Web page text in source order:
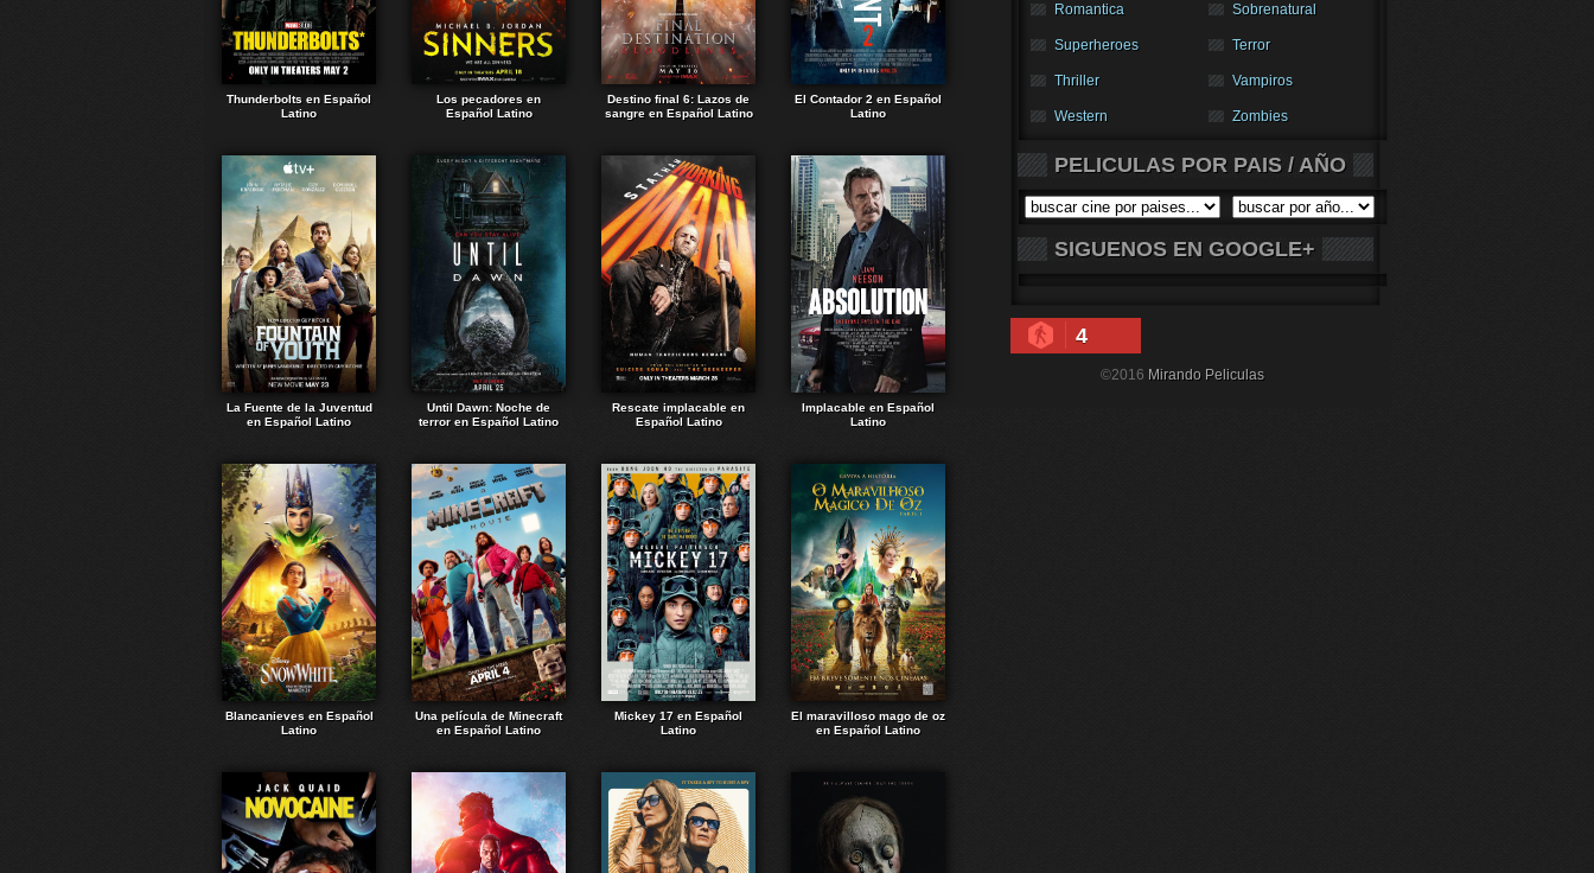
Thunderbolts en Español
Latino
Los pecadores en
Español Latino
Destino final 6: Lazos de
sangre en Español Latino
El Contador 2 en Español
Latino
La Fuente de la Juventud
en Español Latino
Until Dawn: Noche de
terror en Español Latino
Rescate implacable en
Español Latino
Implacable en Español
Latino
Blancanieves en Español
Latino
Una película de Minecraft
en Español Latino
Mickey 17 en Español
Latino
El maravilloso mago de oz
en Español Latino
Romantica Sobrenatural
Superheroes Terror
Thriller Vampiros
Western Zombies
PELICULAS POR PAIS / AÑO
SIGUENOS EN GOOGLE+
4
©2016 Mirando Peliculas